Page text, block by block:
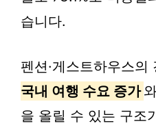
습니다.
펜션·게스트하우스의
국내 여행 수요 증가
을 올릴 수 있는 구조